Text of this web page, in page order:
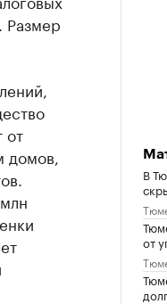
Размер
от
домов,
В
от